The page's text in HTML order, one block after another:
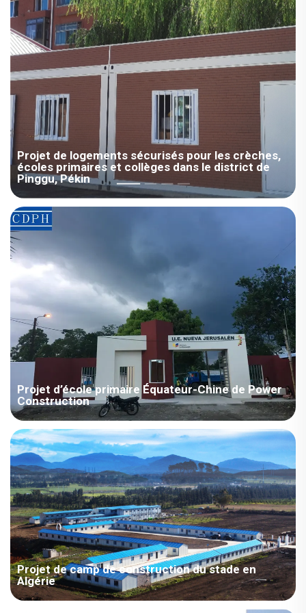
pièce ...
Projet de logements sécurisés pour les crèches,
écoles primaires et collèges dans le district de
Pinggu, Pékin
Zone : Asie / Chine, Type de pièce : Maison modulaire, Domaine
: Éducation, Surface : 100-1000 m², Lieux d'usage : Salle de
classe, Bureau, Date : 2020, Description du projet : Contexte du
projet : Après la reprise des cours dans les écoles de Pékin,
conformément aux mesures de prévention de la pandémie, le
district de Pinggu…
Projet d’école primaire Équateur-Chine de Power
Construction
Bâtiments scolaires préfabriqués sur mesure pour l’éducation |
Salles de classe Préfabriqué Bâtiment scolaire préfabriqué
pour l’éducation Projet Salles de classe et écoles préfabriquées
en Équateur Salles de classe et écoles préfabriquées en
Afrique Écoles primaires préfabriquées aux États-Unis
Abordables ...
Projet de camp de construction du stade en
Algérie
Le projet du camp de construction du stade d'Algérie est un